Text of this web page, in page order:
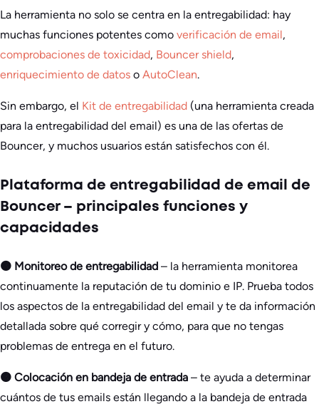
La herramienta no solo se centra en la entregabilidad: hay
muchas funciones potentes como verificación de email,
comprobaciones de toxicidad, Bouncer shield,
enriquecimiento de datos o AutoClean.
Sin embargo, el Kit de entregabilidad (una herramienta creada
para la entregabilidad del email) es una de las ofertas de
Bouncer, y muchos usuarios están satisfechos con él.
Plataforma de entregabilidad de email de
Bouncer – principales funciones y
capacidades
🟠 Monitoreo de entregabilidad – la herramienta monitorea
continuamente la reputación de tu dominio e IP. Prueba todos
los aspectos de la entregabilidad del email y te da información
detallada sobre qué corregir y cómo, para que no tengas
problemas de entrega en el futuro.
🟠 Colocación en bandeja de entrada – te ayuda a determinar
cuántos de tus emails están llegando a la bandeja de entrada